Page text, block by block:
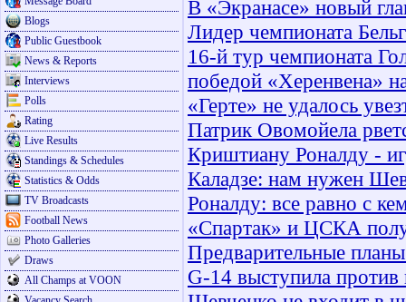
Blogs
Public Guestbook
News & Reports
Interviews
Polls
Rating
Live Results
Standings & Schedules
Statistics & Odds
TV Broadcasts
Football News
Photo Galleries
Draws
All Champs at VOON
В «Экранасе» новый
Лидер чемпионата
16-й тур чемпионата
победой «Херенвена»
«Герте» не удалось
Патрик Овомойела
Криштиану Роналду -
Каладзе: нам нужен
Роналду: все равно с
«Спартак» и ЦСКА
Предварительные
G-14 выступила